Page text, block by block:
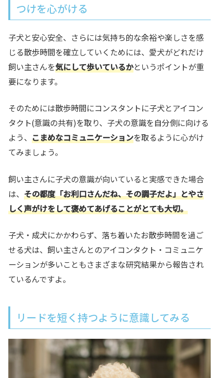
つけを心がける
子犬と安心安全、さらには気持ち的な余裕や楽しさを感
じる散歩時間を確立していくためには、愛犬がどれだけ
飼い主さんを気にして歩いているかというポイントが重
要になります。
そのためには散歩時間にコンスタントに子犬とアイコン
タクト(意識の共有)を取り、子犬の意識を自分側に向ける
よう、こまめなコミュニケーションを取るように心がけ
てみましょう。
飼い主さんに子犬の意識が向いていると実感できた場合
は、その都度「お利口さんだね、その調子だよ」とやさ
しく声がけをして褒めてあげることがとても大切。
子犬・成犬にかかわらず、 落ち着いたお散歩時間を過ご
せる犬は、飼い主さんとのアイコンタクト・コミュニケ
ーションが多いこともさまざまな研究結果から報告され
ているんですよ。
リードを短く持つように意識してみる